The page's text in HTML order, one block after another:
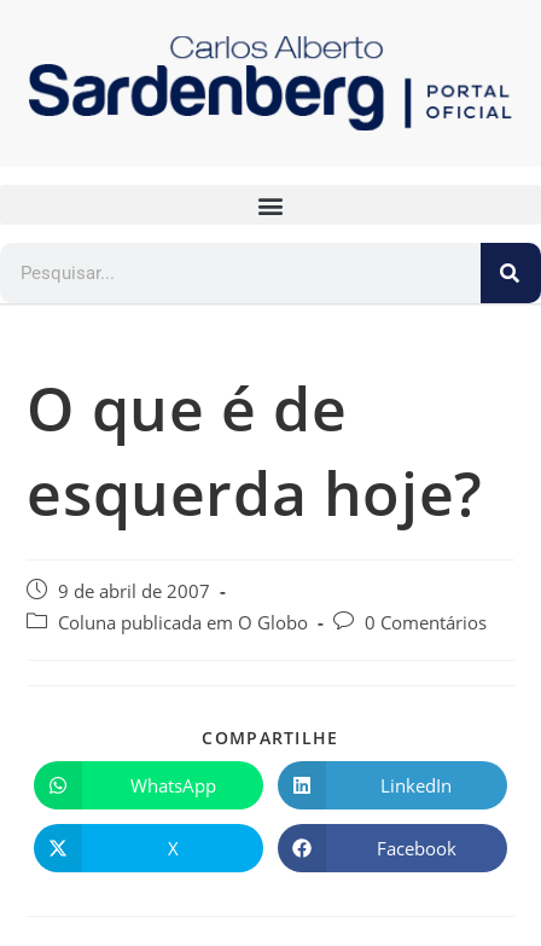
O que é de
esquerda hoje?
9 de abril de 2007
Coluna publicada em O Globo
0 Comentários
COMPARTILHE
WhatsApp LinkedIn
X Facebook